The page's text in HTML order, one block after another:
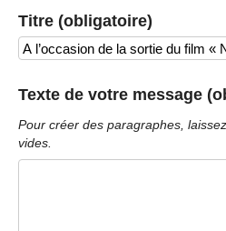
Titre (obligatoire)
Texte de votre message
Pour créer des paragraphes,
vides.